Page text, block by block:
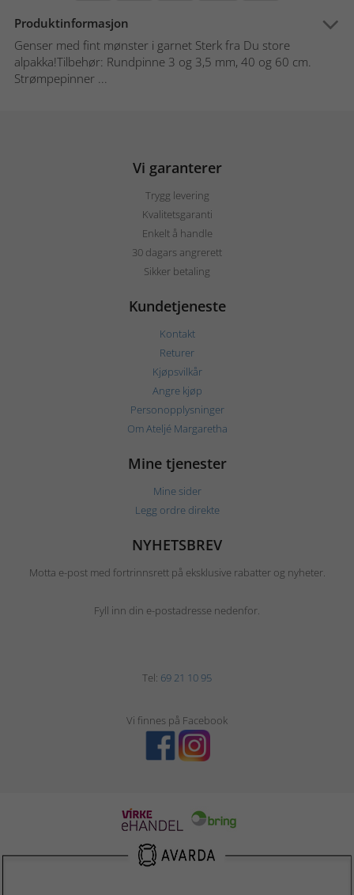
Produktinformasjon
Genser med fint mønster i garnet Sterk fra Du store
alpakka!Tilbehør: Rundpinne 3 og 3,5 mm, 40 og 60 cm.
Strømpepinner ...
Vi garanterer
Trygg levering
Kvalitetsgaranti
Enkelt å handle
30 dagars angrerett
Sikker betaling
Kundetjeneste
Kontakt
Returer
Kjøpsvilkår
Angre kjøp
Personopplysninger
Om Ateljé Margaretha
Mine tjenester
Mine sider
Legg ordre direkte
NYHETSBREV
Motta e-post med fortrinnsrett på eksklusive rabatter og nyheter.
Fyll inn din e-postadresse nedenfor.
Tel: 69 21 10 95
Vi finnes på Facebook